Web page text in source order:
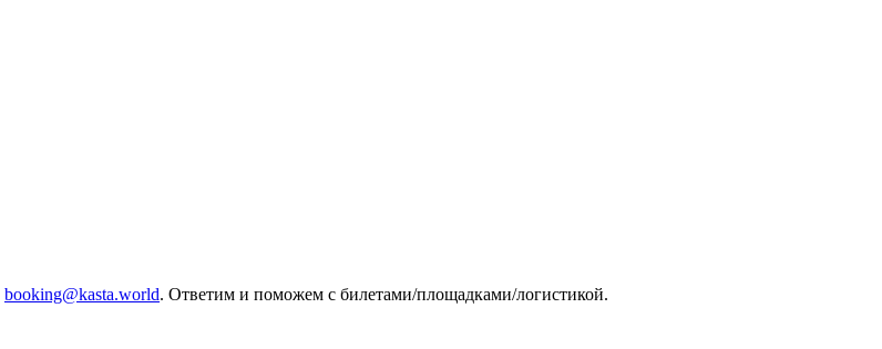
booking@kasta.world. Ответим и поможем с билетами/площадками/логистикой.